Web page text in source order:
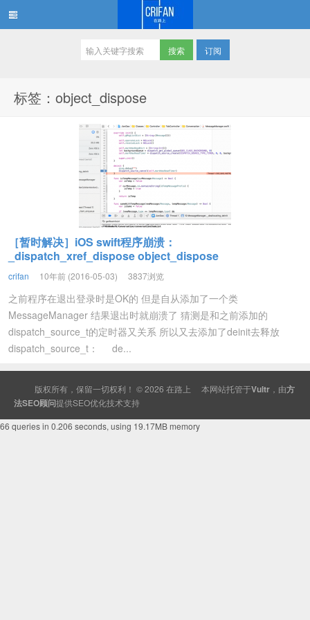
订阅
标签：object_dispose
［暂时解决］iOS swift程序崩溃：
_dispatch_xref_dispose object_dispose
crifan 10年前 (2016-05-03) 3837浏览
之前程序在退出登录时是OK的 但是自从添加了一个类
MessageManager 结果退出时就崩溃了 猜测是和之前添加的
dispatch_source_t的定时器又关系 所以又去添加了deinit去释放
dispatch_source_t： de...
版权所有，保留一切权利！ © 2026 在路上 本网站托管于Vultr ，由方
法SEO顾问提供SEO优化技术支持
66 queries in 0.206 seconds, using 19.17MB memory